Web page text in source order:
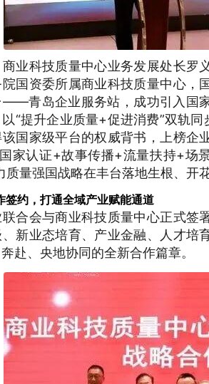
业科技质量中心业务发展处长罗
国资委所属商业科技质量中心，
——青岛企业服务站，成功引入国
“提升企业质量+促进消费”双轨
该国家级平台的权威背书，上榜企
家认证+故事传播+流量扶持+场
质量强国战略在丰台落地生根、开
签约，打通全域产业赋能通道
合会与商业科技质量中心正式签
新业态培育、产业金融、人才培
赴、央地协同的全新合作篇章。